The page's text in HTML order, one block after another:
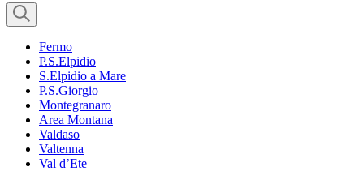
Fermo
P.S.Elpidio
S.Elpidio a Mare
P.S.Giorgio
Montegranaro
Area Montana
Valdaso
Valtenna
Val d’Ete